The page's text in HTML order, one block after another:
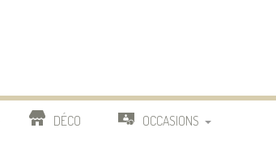
DÉCO OCCASIONS